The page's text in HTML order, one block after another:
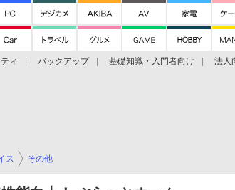
ィ バックアップ 基礎知識・入門者向け 法人
ス その他